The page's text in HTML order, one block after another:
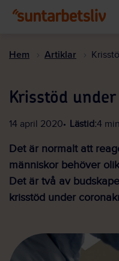
Hem Artiklar
Krisstöd
14 april 2020 Lästid:4 min
Det är normalt att
människor behöver
Det är två av
krisstöd under